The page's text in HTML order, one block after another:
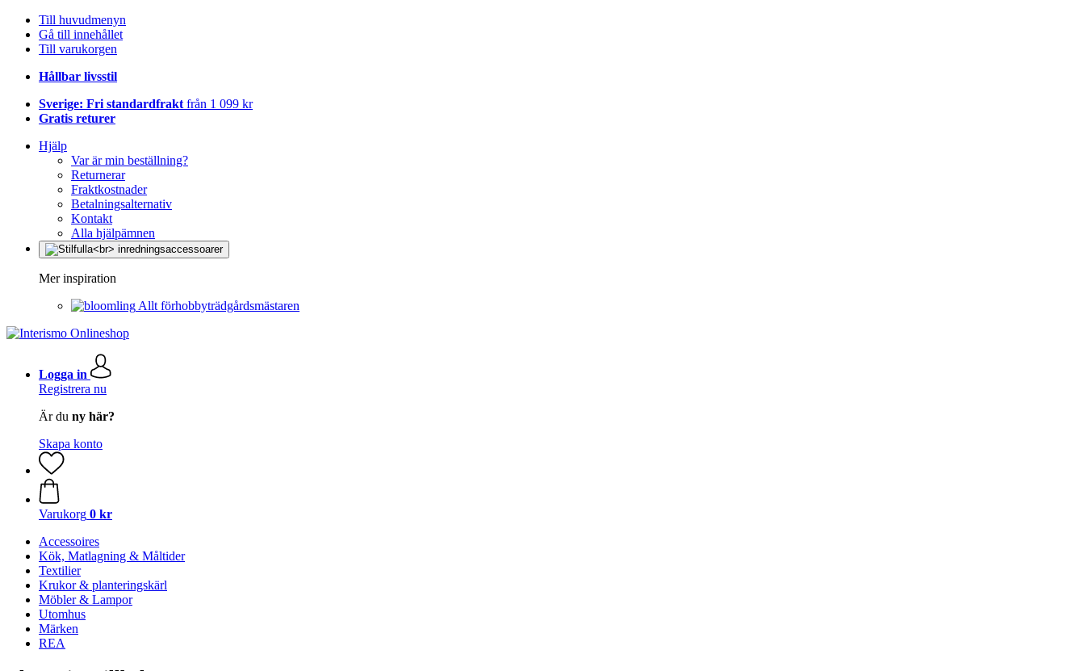
Till huvudmenyn
Gå till innehållet
Till varukorgen
Hållbar livsstil
Sverige: Fri standardfrakt från 1 099 kr
Gratis returer
Hjälp
Var är min beställning?
Returnerar
Fraktkostnader
Betalningsalternativ
Kontakt
Alla hjälpämnen
Mer inspiration
Allt förhobbyträdgårdsmästaren
Logga in
Registrera nu
Är du ny här?
Skapa konto
Varukorg 0 kr
Accessoires
Kök, Matlagning & Måltider
Textilier
Krukor & planteringskärl
Möbler & Lampor
Utomhus
Märken
REA